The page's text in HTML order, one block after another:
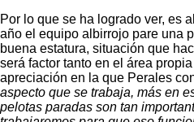
Por lo que se ha logrado ver, es
año el equipo albirrojo pare una
buena estatura, situación que
será factor tanto en el área
apreciación en la que Perales
aspecto que se trabaja, más en
pelotas paradas son tan